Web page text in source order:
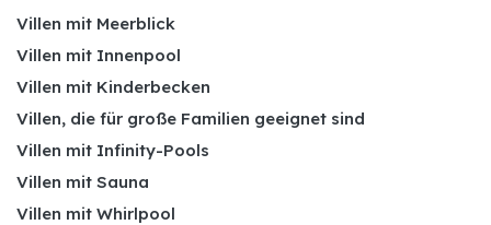
Villen mit Meerblick
Villen mit Innenpool
Villen mit Kinderbecken
Villen, die für große Familien geeignet sind
Villen mit Infinity-Pools
Villen mit Sauna
Villen mit Whirlpool